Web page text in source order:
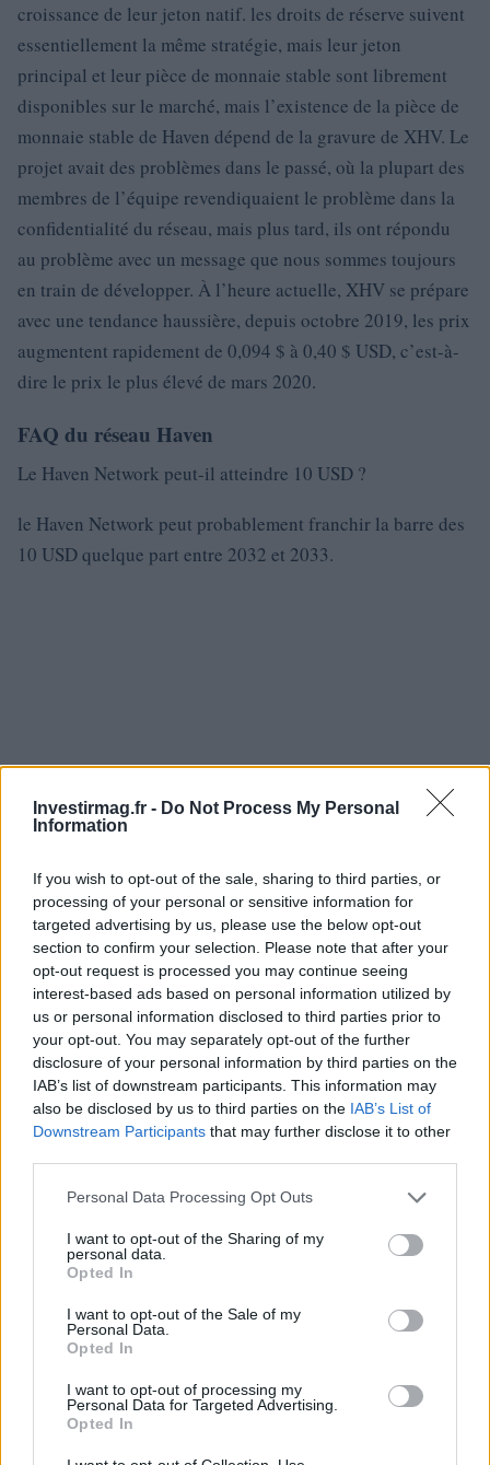
Investirmag.fr - Do Not Process My Personal
Information
If you wish to opt-out of the sale, sharing to third parties, or
processing of your personal or sensitive information for
targeted advertising by us, please use the below opt-out
section to confirm your selection. Please note that after your
opt-out request is processed you may continue seeing
interest-based ads based on personal information utilized by
us or personal information disclosed to third parties prior to
your opt-out. You may separately opt-out of the further
disclosure of your personal information by third parties on the
IAB’s list of downstream participants. This information may
also be disclosed by us to third parties on the IAB’s List of
Downstream Participants that may further disclose it to other
Please note that this website/app uses one or more Google
not limited to your visit or usage behaviour. You may click to
grant or deny consent to Google and its third-party tags to
use your data for below specified purposes in below Google
consent section.
Personal Data Processing Opt Outs
I want to opt-out of the Sharing of my
personal data.
Opted In
I want to opt-out of the Sale of my
Personal Data.
Opted In
I want to opt-out of processing my
Personal Data for Targeted Advertising.
Opted In
croissance de leur jeton natif. les droits de réserve suivent
essentiellement la même stratégie, mais leur jeton
principal et leur pièce de monnaie stable sont librement
disponibles sur le marché, mais l’existence de la pièce de
monnaie stable de Haven dépend de la gravure de XHV. Le
projet avait des problèmes dans le passé, où la plupart des
membres de l’équipe revendiquaient le problème dans la
confidentialité du réseau, mais plus tard, ils ont répondu
au problème avec un message que nous sommes toujours
en train de développer. À l’heure actuelle, XHV se prépare
avec une tendance haussière, depuis octobre 2019, les prix
augmentent rapidement de 0,094 $ à 0,40 $ USD, c’est-à-
dire le prix le plus élevé de mars 2020.
FAQ du réseau Haven
Le Haven Network peut-il atteindre 10 USD ?
le Haven Network peut probablement franchir la barre des
10 USD quelque part entre 2032 et 2033.
Combien vaut XHV en 2030 ?
Atteindra la barre des 6 USD et fluctuera entre 8,5 USD et
9 USD.
Haven est-il un bon investissement ?
Haven pour le plan à long terme sera plus rentable, car
l’exploitation minière sera également l’option pour Haven.
Conclusion
Récemment, la plupart des projets basés sur DeFi ont
obtenu une énorme réponse de la part des investisseurs,
car ils sont considérés comme plus rentables dans la
monnaies stables et des problèmes de confidentialité, il a
la capacité de devenir le prochain Monero sur le marché